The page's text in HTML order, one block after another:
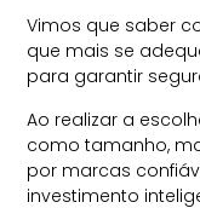
Vimos que saber
que mais se
para garantir
Ao realizar a
como tamanho,
por marcas
investimento